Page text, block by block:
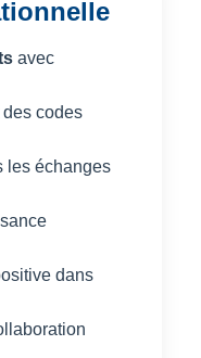
avec
codes
les échanges
dans